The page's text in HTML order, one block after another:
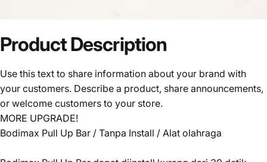
ProductDescription
Use this text to share information about your brand with
your customers. Describe a product, share announcements,
or welcome customers to your store.
MORE UPGRADE!
Bodimax Pull Up Bar / Tanpa Install / Alat olahraga